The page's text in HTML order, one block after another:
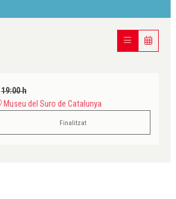
19:00 h
Museu del Suro de Catalunya
Finalitzat